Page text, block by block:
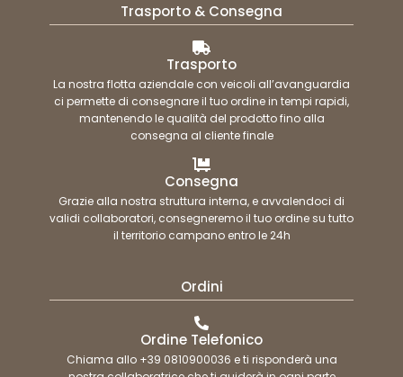
Trasporto & Consegna
Trasporto
La nostra flotta aziendale con veicoli all’avanguardia
ci permette di consegnare il tuo ordine in tempi rapidi,
mantenendo le qualità del prodotto fino alla
consegna al cliente finale
Consegna
Grazie alla nostra struttura interna, e avvalendoci di
validi collaboratori, consegneremo il tuo ordine su tutto
il territorio campano entro le 24h
Ordini
Ordine Telefonico
Chiama allo +39 0810900036 e ti risponderà una